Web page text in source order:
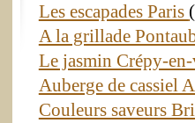
Les escapades Paris
A la grillade
Le jasmin Crépy-
Auberge de cassiel
Couleurs saveurs